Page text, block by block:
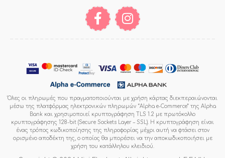
Όλες οι πληρωμές που πραγματοποιούνται με χρήση κάρτας διεκπεραιώνονται
μέσω της πλατφόρμας ηλεκτρονικών πληρωμών “Alpha e-Commerce” της Alpha
Bank και χρησιμοποιεί κρυπτογράφηση TLS 1.2 με πρωτόκολλο
κρυπτογράφησης 128-bit (Secure Sockets Layer – SSL). Η κρυπτογράφηση είναι
ένας τρόπος κωδικοποίησης της πληροφορίας μέχρι αυτή να φτάσει στον
ορισμένο αποδέκτη της, ο οποίος θα μπορέσει να την αποκωδικοποιήσει με
χρήση του κατάλληλου κλειδιού.